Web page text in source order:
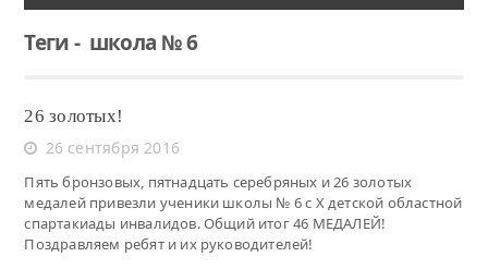
Теги-школа № 6
26 золотых!
26 сентября 2016
Пять бронзовых, пятнадцать серебряных и 26 золотых
медалей привезли ученики школы № 6 с X детской областной
спартакиады инвалидов. Общий итог 46 МЕДАЛЕЙ!
Поздравляем ребят и их руководителей!